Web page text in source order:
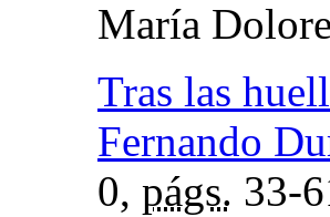
María
Tras las
Fernando
0, págs. 33-